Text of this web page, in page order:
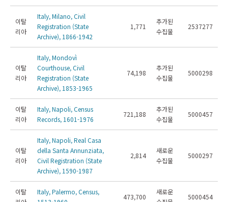
이탈
리아
Italy, Milano, Civil
Registration (State
Archive), 1866-1942
1,771
추가된
수집물
2537277
이탈
리아
Italy, Mondovì
Courthouse, Civil
Registration (State
Archive), 1853-1965
74,198
추가된
수집물
5000298
이탈
리아
Italy, Napoli, Census
Records, 1601-1976
721,188
추가된
수집물
5000457
이탈
리아
Italy, Napoli, Real Casa
della Santa Annunziata,
Civil Registration (State
Archive), 1590-1987
2,814
새로운
수집물
5000297
이탈
Italy, Palermo, Census,
473,700
새로운
5000454